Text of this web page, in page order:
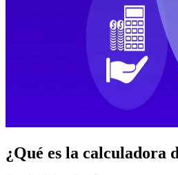
¿Qué es la calculadora